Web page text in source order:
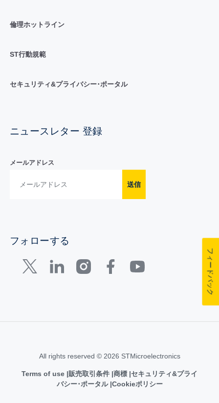
倫理ホットライン
ST行動規範
セキュリティ&プライバシー･ポータル
ニュースレター 登録
メールアドレス
送信
フォローする
All rights reserved © 2026 STMicroelectronics
Terms of use 販売取引条件 商標 セキュリティ&プライ
バシー･ポータル Cookieポリシー
フィードバック